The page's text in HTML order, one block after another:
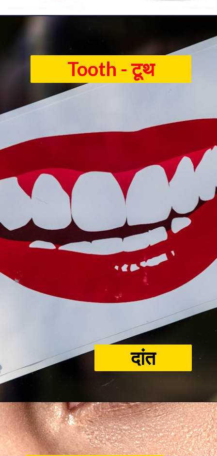
Tooth - टूथ
दांत